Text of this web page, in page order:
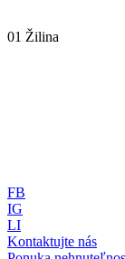
01 Žilina
FB
IG
LI
Kontaktujte nás